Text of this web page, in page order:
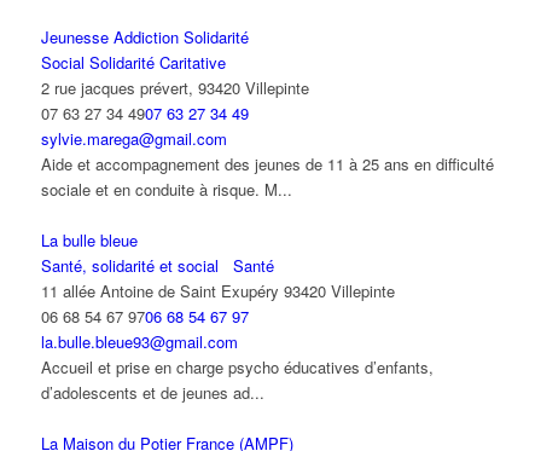
Jeunesse Addiction Solidarité
Social Solidarité Caritative
2 rue jacques prévert, 93420 Villepinte
07 63 27 34 4907 63 27 34 49
sylvie.marega@gmail.com
Aide et accompagnement des jeunes de 11 à 25 ans en difficulté
sociale et en conduite à risque. M...
La bulle bleue
Santé, solidarité et social
Santé
11 allée Antoine de Saint Exupéry 93420 Villepinte
06 68 54 67 9706 68 54 67 97
la.bulle.bleue93@gmail.com
Accueil et prise en charge psycho éducatives d’enfants,
d’adolescents et de jeunes ad...
La Maison du Potier France (AMPF)